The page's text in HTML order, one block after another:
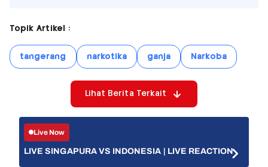
Topik Artikel :
tangerang narkotika ganja Narkoba
Lihat Berita Terkait
Live Now
LIVE SINGAPURA VS INDONESIA | LIVE REACTION